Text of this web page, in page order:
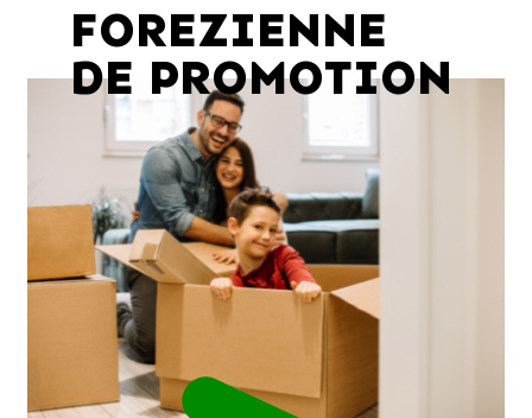
FOREZIENNE
DE PROMOTION